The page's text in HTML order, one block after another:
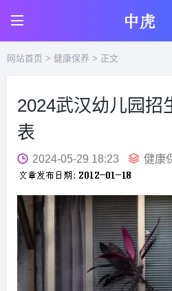
网站首页 > 健康保养 > 正文
2024武汉幼儿园招
表
2024-05-29 18:23 健康